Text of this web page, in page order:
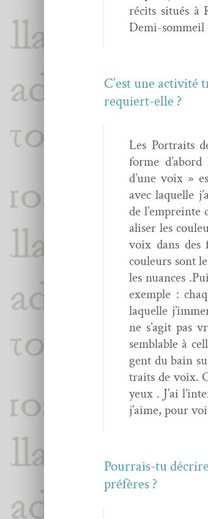
réc­its situés à
Demi-som­meil
C’est une
requiert-elle ?
Les Por­traits
forme
d’une voix »
avec laque­lle
de
alis­er les
voix dans
couleurs sont
les nuances
exem­ple :
laque­lle
ne s’ag­it pas
sem­blable à
gent du bain
traits de voix.
yeux . J’ai
j’aime, pour
Pour­rais-tu
préfères ?